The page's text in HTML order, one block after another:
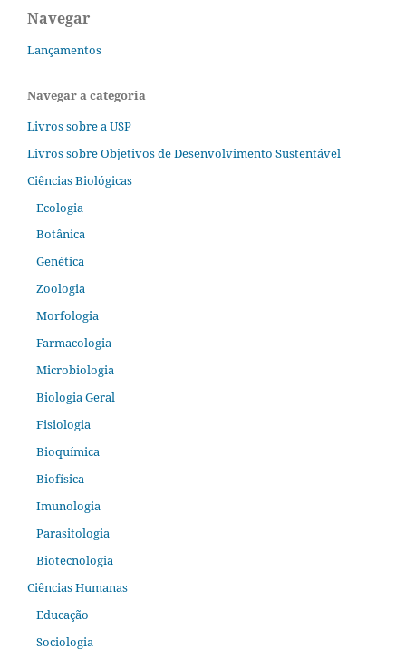
Navegar
Lançamentos
Navegar a categoria
Livros sobre a USP
Livros sobre Objetivos de Desenvolvimento Sustentável
Ciências Biológicas
Ecologia
Botânica
Genética
Zoologia
Morfologia
Farmacologia
Microbiologia
Biologia Geral
Fisiologia
Bioquímica
Biofísica
Imunologia
Parasitologia
Biotecnologia
Ciências Humanas
Educação
Sociologia